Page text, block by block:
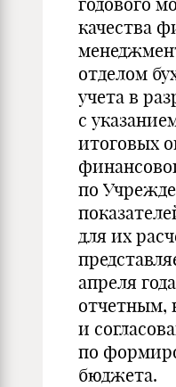
качества
отделом
учета в
с
итоговых
по
для их
апреля
отчетным,
и
по
бюджета.